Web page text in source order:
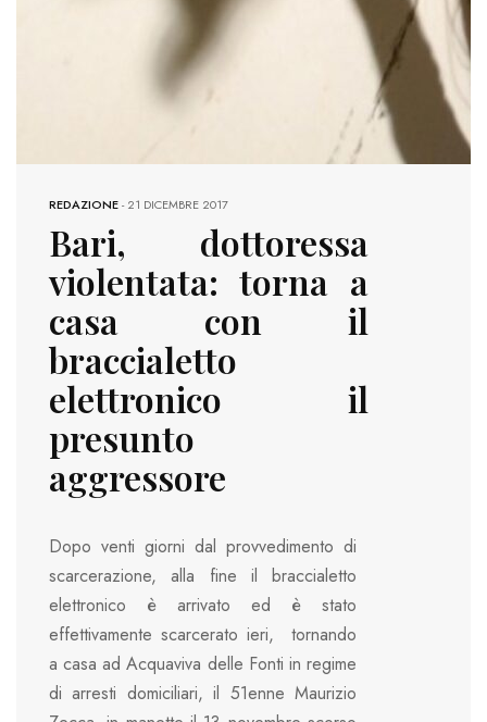
REDAZIONE-21 DICEMBRE 2017
Bari, dottoressa
violentata: torna a
casa con il
braccialetto
elettronico il
presunto
aggressore
Dopo venti giorni dal provvedimento di
scarcerazione, alla fine il braccialetto
elettronico è arrivato ed è stato
effettivamente scarcerato ieri, tornando
a casa ad Acquaviva delle Fonti in regime
di arresti domiciliari, il 51enne Maurizio